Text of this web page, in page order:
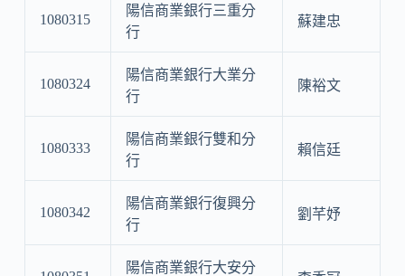
1080315
陽信商業銀行三重分
行
蘇建忠
1080324
陽信商業銀行大業分
行
陳裕文
1080333
陽信商業銀行雙和分
行
賴信廷
1080342
陽信商業銀行復興分
行
劉芊妤
陽信商業銀行大安分